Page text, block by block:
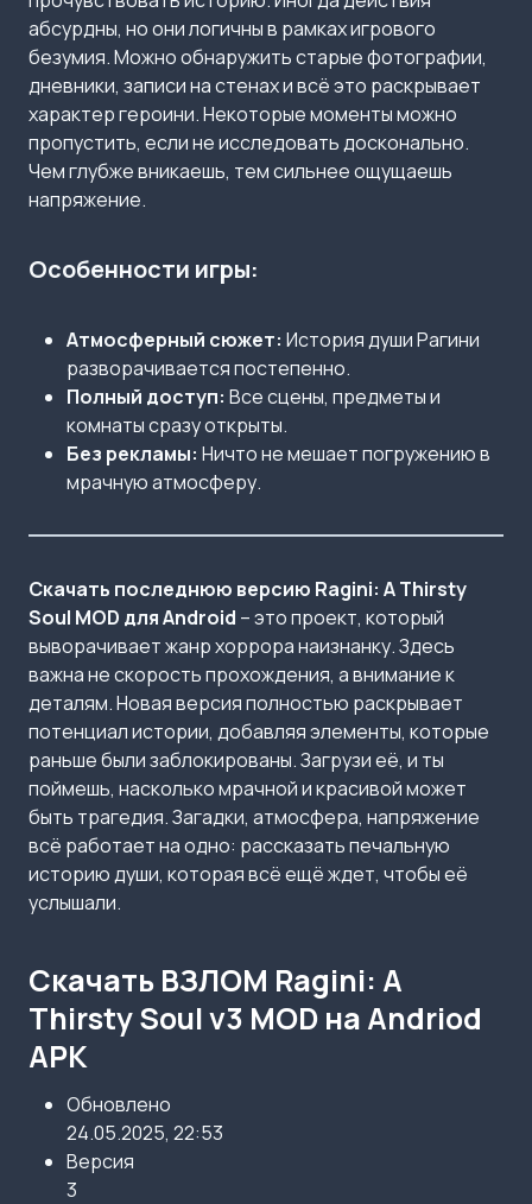
абсурдны, но они логичны в рамках игрового
безумия. Можно обнаружить старые фотографии,
дневники, записи на стенах и всё это раскрывает
характер героини. Некоторые моменты можно
пропустить, если не исследовать досконально.
Чем глубже вникаешь, тем сильнее ощущаешь
напряжение.
Особенности игры:
Атмосферный сюжет: История души Рагини
разворачивается постепенно.
Полный доступ: Все сцены, предметы и
комнаты сразу открыты.
Без рекламы: Ничто не мешает погружению в
мрачную атмосферу.
Скачать последнюю версию Ragini: A Thirsty
Soul MOD для Android – это проект, который
выворачивает жанр хоррора наизнанку. Здесь
важна не скорость прохождения, а внимание к
деталям. Новая версия полностью раскрывает
потенциал истории, добавляя элементы, которые
раньше были заблокированы. Загрузи её, и ты
поймешь, насколько мрачной и красивой может
быть трагедия. Загадки, атмосфера, напряжение
всё работает на одно: рассказать печальную
историю души, которая всё ещё ждет, чтобы её
услышали.
Скачать ВЗЛОМ Ragini: A
Thirsty Soul v3 MOD на Andriod
APK
Обновлено
24.05.2025, 22:53
Версия
3